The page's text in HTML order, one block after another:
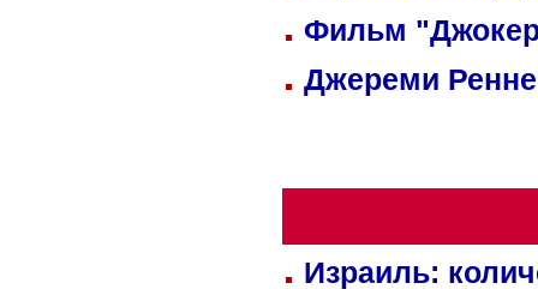
Фильм
Джереми
Израиль: